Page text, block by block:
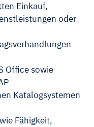
Einkauf,
oder
Office sowie
Katalogsystemen
Fähigkeit,